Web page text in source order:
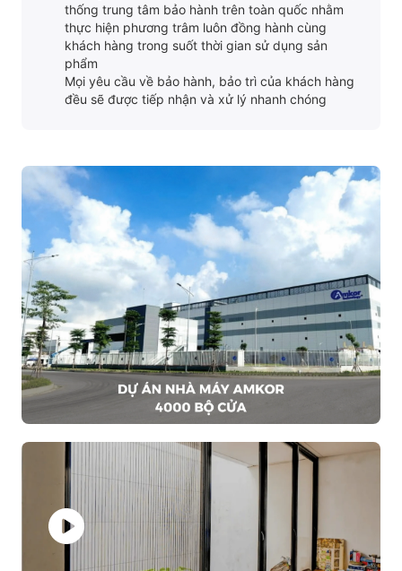
thống trung tâm bảo hành trên toàn quốc nhằm
thực hiện phương trâm luôn đồng hành cùng
khách hàng trong suốt thời gian sử dụng sản
phẩm
Mọi yêu cầu về bảo hành, bảo trì của khách hàng
đều sẽ được tiếp nhận và xử lý nhanh chóng